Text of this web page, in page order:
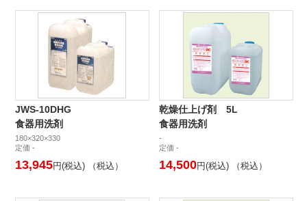
JWS-10DHG
食器用洗剤
180×320×330
定価 -
13,945円(税込) （税込）
乾燥仕上げ剤 5L
食器用洗剤
-
定価 -
14,500円(税込) （税込）